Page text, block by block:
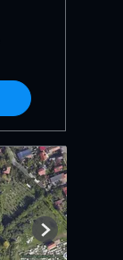
Next